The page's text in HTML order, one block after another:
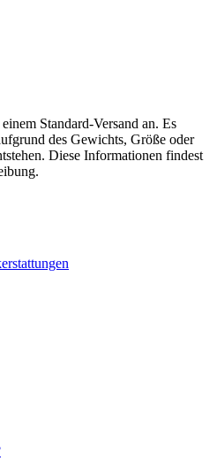
Standard-Versand an. Es
des Gewichts, Größe oder
Diese Informationen findest